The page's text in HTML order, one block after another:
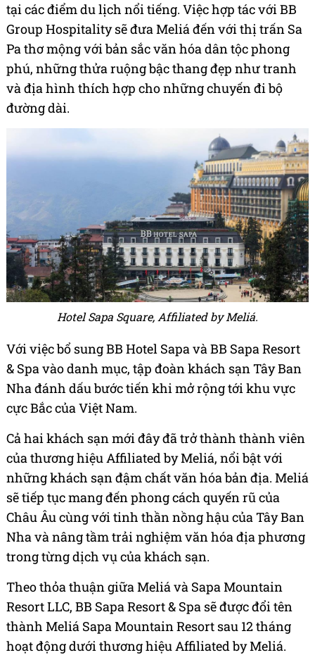
tại các điểm du lịch nổi tiếng. Việc hợp tác với BB
Group Hospitality sẽ đưa Meliá đến với thị trấn Sa
Pa thơ mộng với bản sắc văn hóa dân tộc phong
phú, những thửa ruộng bậc thang đẹp như tranh
và địa hình thích hợp cho những chuyến đi bộ
đường dài.
Hotel Sapa Square, Affiliated by Meliá.
Với việc bổ sung BB Hotel Sapa và BB Sapa Resort
& Spa vào danh mục, tập đoàn khách sạn Tây Ban
Nha đánh dấu bước tiến khi mở rộng tới khu vực
cực Bắc của Việt Nam.
Cả hai khách sạn mới đây đã trở thành thành viên
của thương hiệu Affiliated by Meliá, nổi bật với
những khách sạn đậm chất văn hóa bản địa. Meliá
sẽ tiếp tục mang đến phong cách quyến rũ của
Châu Âu cùng với tinh thần nồng hậu của Tây Ban
Nha và nâng tầm trải nghiệm văn hóa địa phương
trong từng dịch vụ của khách sạn.
Theo thỏa thuận giữa Meliá và Sapa Mountain
Resort LLC, BB Sapa Resort & Spa sẽ được đổi tên
thành Meliá Sapa Mountain Resort sau 12 tháng
hoạt động dưới thương hiệu Affiliated by Meliá.